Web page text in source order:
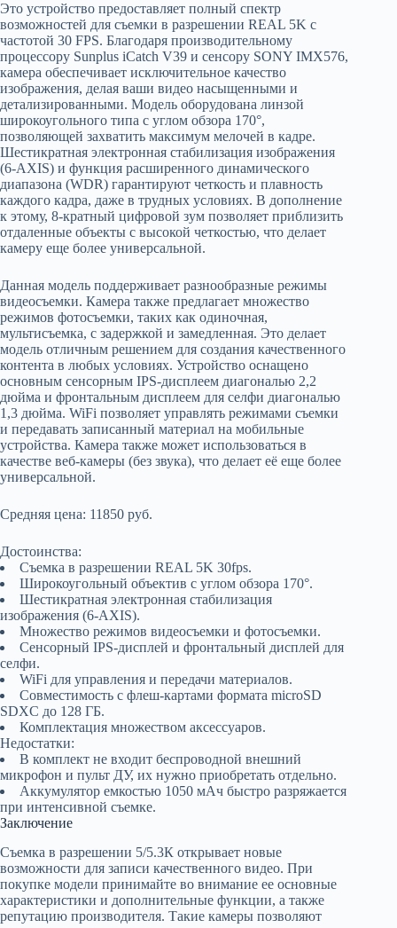
Это устройство предоставляет полный спектр
возможностей для съемки в разрешении REAL 5K с
частотой 30 FPS. Благодаря производительному
процессору Sunplus iCatch V39 и сенсору SONY IMX576,
камера обеспечивает исключительное качество
изображения, делая ваши видео насыщенными и
детализированными. Модель оборудована линзой
широкоугольного типа с углом обзора 170°,
позволяющей захватить максимум мелочей в кадре.
Шестикратная электронная стабилизация изображения
(6-AXIS) и функция расширенного динамического
диапазона (WDR) гарантируют четкость и плавность
каждого кадра, даже в трудных условиях. В дополнение
к этому, 8-кратный цифровой зум позволяет приблизить
отдаленные объекты с высокой четкостью, что делает
камеру еще более универсальной.
Данная модель поддерживает разнообразные режимы
видеосъемки. Камера также предлагает множество
режимов фотосъемки, таких как одиночная,
мультисъемка, с задержкой и замедленная. Это делает
модель отличным решением для создания качественного
контента в любых условиях. Устройство оснащено
основным сенсорным IPS-дисплеем диагональю 2,2
дюйма и фронтальным дисплеем для селфи диагональю
1,3 дюйма. WiFi позволяет управлять режимами съемки
и передавать записанный материал на мобильные
устройства. Камера также может использоваться в
качестве веб-камеры (без звука), что делает её еще более
универсальной.
Средняя цена: 11850 руб.
Достоинства:
Съемка в разрешении REAL 5K 30fps.
Широкоугольный объектив с углом обзора 170°.
Шестикратная электронная стабилизация
изображения (6-AXIS).
Множество режимов видеосъемки и фотосъемки.
Сенсорный IPS-дисплей и фронтальный дисплей для
селфи.
WiFi для управления и передачи материалов.
Совместимость с флеш-картами формата microSD
SDXC до 128 ГБ.
Комплектация множеством аксессуаров.
Недостатки:
В комплект не входит беспроводной внешний
микрофон и пульт ДУ, их нужно приобретать отдельно.
Аккумулятор емкостью 1050 мАч быстро разряжается
при интенсивной съемке.
Заключение
Съемка в разрешении 5/5.3К открывает новые
возможности для записи качественного видео. При
покупке модели принимайте во внимание ее основные
характеристики и дополнительные функции, а также
репутацию производителя. Такие камеры позволяют